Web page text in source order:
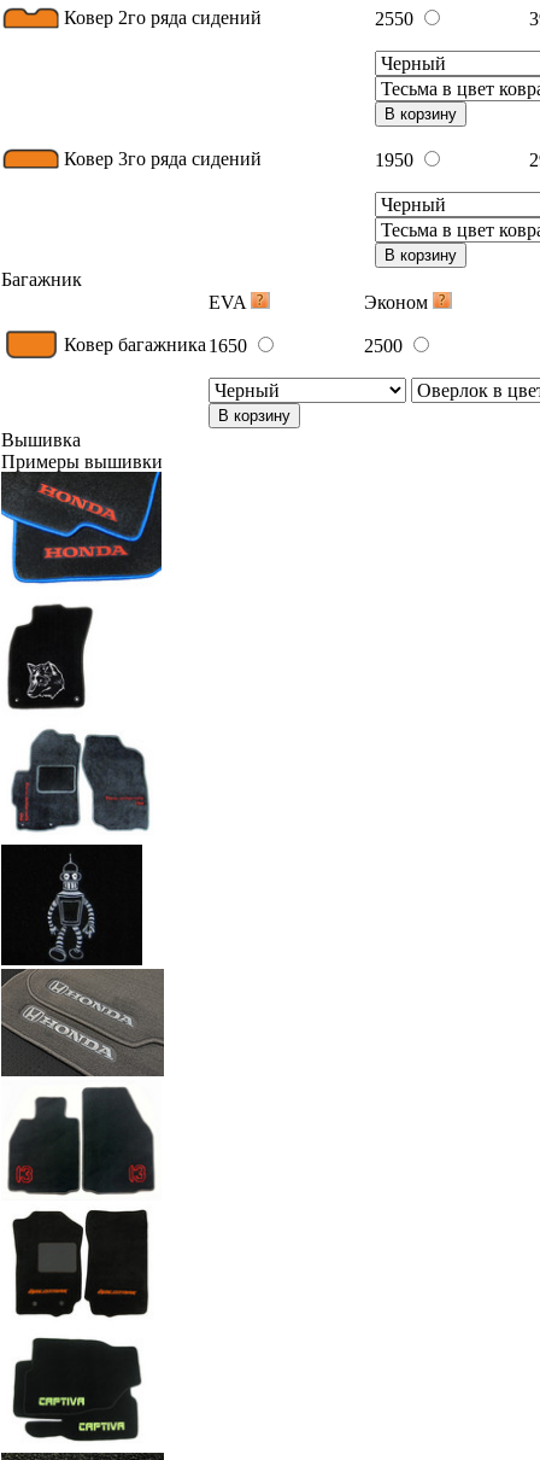
Ковер 2го ряда сидений 2550
В корзину
Ковер 3го ряда сидений 1950
В корзину
Багажник
EVA
Эконом
Ковер багажника 1650 2500
В корзину
Вышивка
Примеры вышивки